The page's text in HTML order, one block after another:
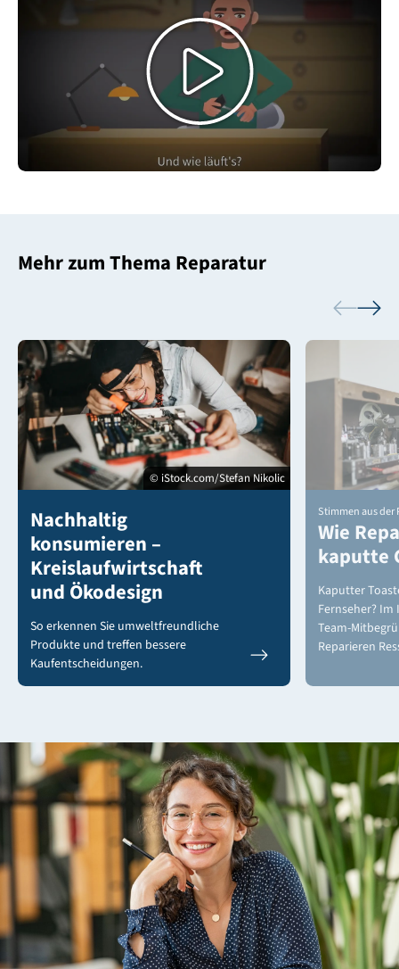
Mehr zum Thema Reparatur
© iStock.com/Stefan Nikolic
Nachhaltig
konsumieren –
Kreislaufwirtschaft
und Ökodesign
So erkennen Sie umweltfreundliche
Produkte und treffen bessere
Kaufentscheidungen.
Stimmen aus der
Wie
kaputte
Kaputter
Fernseher?
Team-
Reparieren